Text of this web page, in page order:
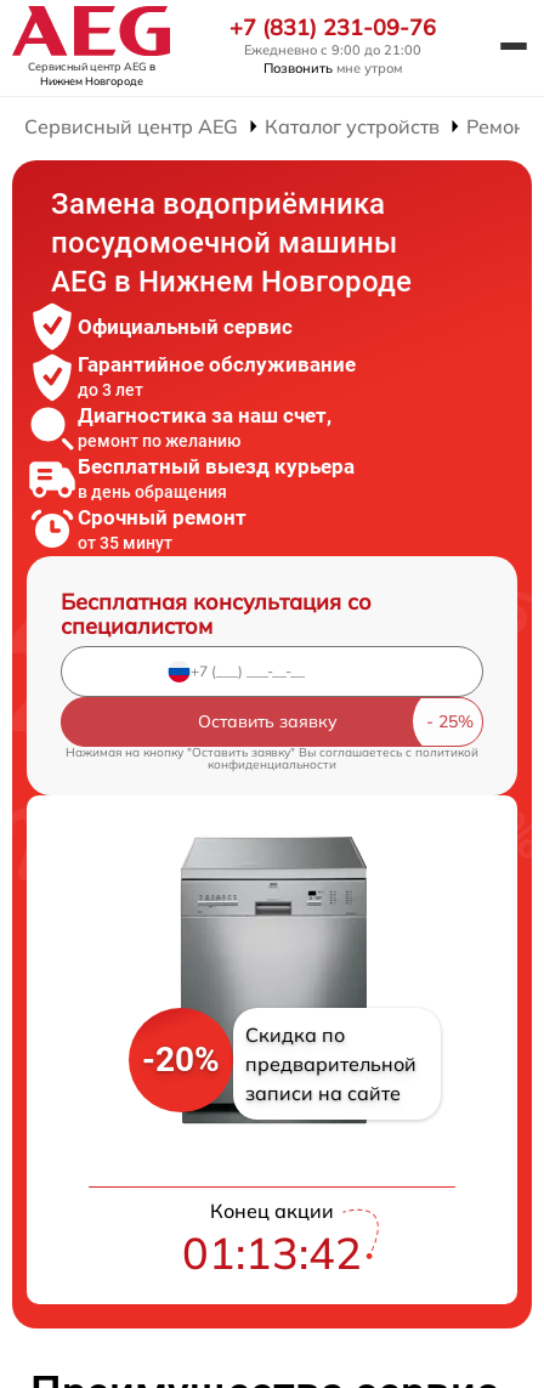
Сервисный центр AEG в
Нижнем Новгороде
+7 (831) 231-09-76
Ежедневно с 9:00 до 21:00
Позвонить мне утром
Сервисный центр AEG Каталог устройств Ремонт
Замена водоприёмника
посудомоечной машины
AEG в Нижнем Новгороде
Официальный сервис
Гарантийное обслуживание
до 3 лет
Диагностика за наш счет,
ремонт по желанию
Бесплатный выезд курьера
в день обращения
Срочный ремонт
от 35 минут
Бесплатная консультация со
специалистом
Оставить заявку
Нажимая на кнопку "Оставить заявку" Вы соглашаетесь cполитикой
конфиденциальности
-20%
Скидка по
предварительной
записи на сайте
Конец акции
01:13:41